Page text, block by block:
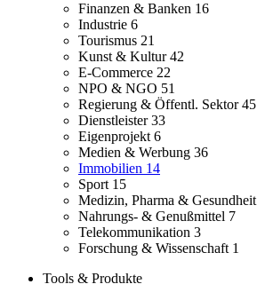
Finanzen & Banken 16
Industrie 6
Tourismus 21
Kunst & Kultur42
E-Commerce 22
NPO & NGO 51
Regierung & Öffentl. Sektor45
Dienstleister33
Eigenprojekt 6
Medien & Werbung 36
Immobilien 14
Sport 15
Medizin, Pharma & Gesundheit
Nahrungs- & Genußmittel 7
Telekommunikation 3
Forschung & Wissenschaft 1
Tools & Produkte